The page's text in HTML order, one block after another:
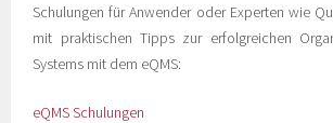
Schulungen für Anwender oder Experten wie
mit praktischen Tipps zur erfolgreichen
Systems mit dem eQMS:
eQMS Schulungen